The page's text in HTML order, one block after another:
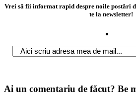
Vrei să fii informat rapid despre noile postări
te la newsletter!
Ai un comentariu de făcut? Be